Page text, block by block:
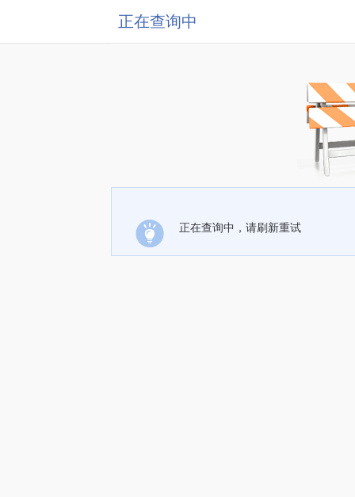
正在查询中
正在查询中，请刷新重试